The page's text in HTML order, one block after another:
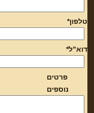
טלפון*
דוא"ל*
פרטים
נוספים